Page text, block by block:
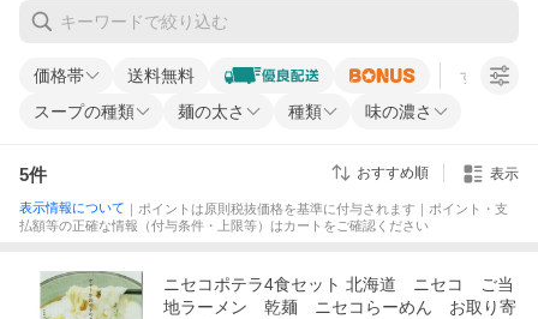
価格帯 送料無料 すべての条
スープの種類 麺の太さ 種類 味の濃さ
5件 おすすめ順 表示
表示情報について ｜ポイントは原則税抜価格を基準に付与されます｜ポイント・支
払額等の正確な情報（付与条件・上限等）はカートをご確認ください
ニセコポテラ4食セット 北海道 ニセコ ご当
地ラーメン 乾麺 ニセコらーめん お取り寄